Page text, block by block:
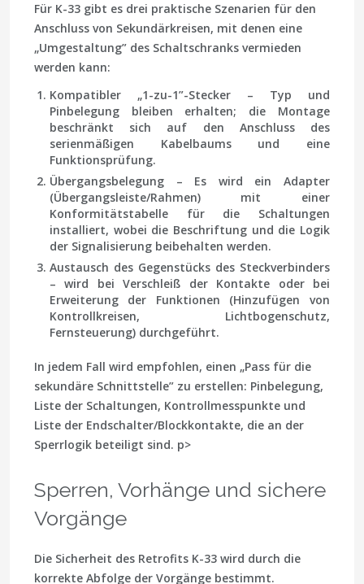
Für K-33 gibt es drei praktische Szenarien für den
Anschluss von Sekundärkreisen, mit denen eine
„Umgestaltung” des Schaltschranks vermieden
werden kann:
Kompatibler „1-zu-1”-Stecker– Typ und
Pinbelegung bleiben erhalten; die Montage
beschränkt sich auf den Anschluss des
serienmäßigen Kabelbaums und eine
Funktionsprüfung.
Übergangsbelegung– Es wird ein Adapter
(Übergangsleiste/Rahmen) mit einer
Konformitätstabelle für die Schaltungen
installiert, wobei die Beschriftung und die Logik
der Signalisierung beibehalten werden.
Austausch des Gegenstücks des Steckverbinders
– wird bei Verschleiß der Kontakte oder bei
Erweiterung der Funktionen (Hinzufügen von
Kontrollkreisen, Lichtbogenschutz,
Fernsteuerung) durchgeführt.
In jedem Fall wird empfohlen, einen „Pass für die
sekundäre Schnittstelle” zu erstellen: Pinbelegung,
Liste der Schaltungen, Kontrollmesspunkte und
Liste der Endschalter/Blockkontakte, die an der
Sperrlogik beteiligt sind. p>
Sperren, Vorhänge und sichere
Vorgänge
Die Sicherheit des Retrofits K-33 wird durch die
korrekte Abfolge der Vorgänge bestimmt.